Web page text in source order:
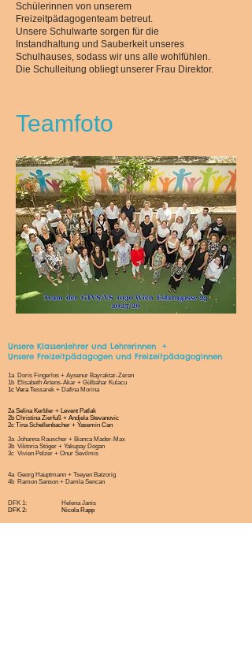
Schülerinnen von unserem
Freizeitpädagogenteam betreut.
Unsere Schulwarte sorgen für die
Instandhaltung und Sauberkeit unseres
Schulhauses, sodass wir uns alle wohlfühlen.
Die Schulleitung obliegt unserer Frau Direktor.
Teamfoto
Unsere Klassenlehrer und Lehrerinnen +
Unsere Freizeitpädagogen und Freizeitpädagoginnen
1a Doris Fingerlos + Aysenur Bayraktar-Zeren
1b Elisabeth Artens-Akar + Gülbahar Ku lacu
​1c Vera Tessarek + Dafina Morina
2a Selina Kerbler + Levent Patlak
2b Christina Zierfuß + Andjela Stevanovic
2c Tina Schellenbacher + Yasemin Can
3a Johanna Rauscher + Bianca Mader-Max
3b Viktoria Stöger + Yakupay Dogan
3c Vivien Pelzer + Onur Sevilmis
4a Georg Hauptmann + Tseyen Batzorig
4b Ramon Sanson + Damla Sencan
DFK 1: Helena Janis
DFK 2:
Nicola Rapp